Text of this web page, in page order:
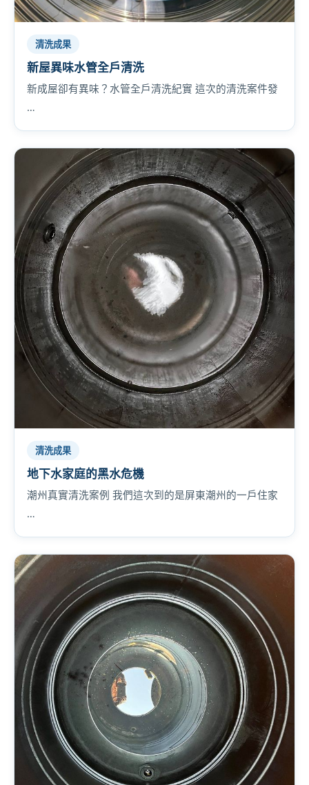
清洗成果
新屋異味水管全戶清洗
新成屋卻有異味？水管全戶清洗紀實 這次的清洗案件發
…
清洗成果
地下水家庭的黑水危機
潮州真實清洗案例 我們這次到的是屏東潮州的一戶住家
…